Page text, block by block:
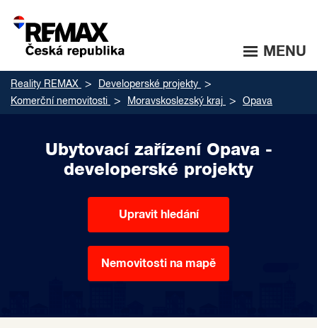
MENU
Reality REMAX
Developerské projekty
Komerční nemovitosti
Moravskoslezský kraj Opava
Ubytovací zařízení Opava -
developerské projekty
Upravit hledání
Nemovitosti na mapě